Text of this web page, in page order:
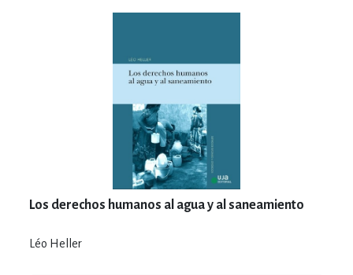
Los derechos humanos al agua y al saneamiento
Léo Heller